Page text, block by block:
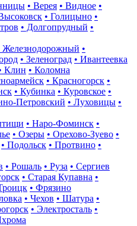
• Верея • Видное •
• Голицыно •
• Долгопрудный •
Железнодорожный •
• Зеленоград • Ивантеевка
Клин • Коломна
• Красногорск •
• Кубинка • Куровское •
Петровский • Луховицы •
• Наро-Фоминск •
• Озеры • Орехово-Зуево •
• Подольск • Протвино •
• Рошаль • Руза • Сергиев
• Старая Купавна •
• Фрязино
• Чехов • Шатура •
• Электросталь •